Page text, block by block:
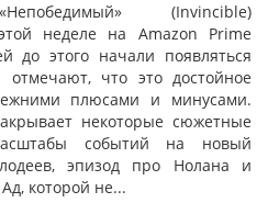
(Invincible)
неделе на Amazon Prime
до этого начали появляться
отмечают, что это достойное
плюсами и минусами.
некоторые сюжетные
событий на новый
эпизод про Нолана и
которой не...